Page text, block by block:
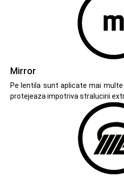
Mirror
Pe lentila sunt aplicate mai
protejeaza impotriva stralucirii